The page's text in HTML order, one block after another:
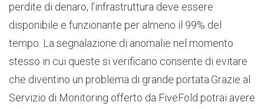
perdite di denaro, l’infrastruttura deve essere
disponibile e funzionante per almeno il 99% del
tempo. La segnalazione di anomalie nel momento
stesso in cui queste si verificano consente di evitare
che diventino un problema di grande portata.Grazie al
Servizio di Monitoring offerto da FiveFold potrai avere